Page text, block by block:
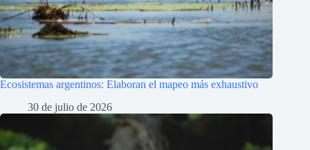
Ecosistemas argentinos: Elaboran el mapeo más exhaustivo
30 de julio de 2026